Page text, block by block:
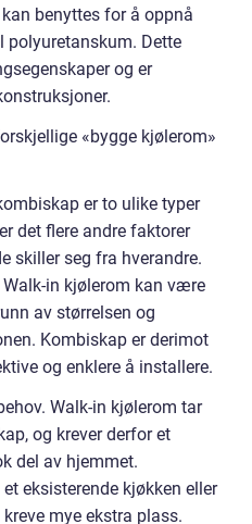
benyttes for å oppnå
polyuretanskum. Dette
og er
«bygge kjølerom»
er to ulike typer
det flere andre faktorer
skiller seg fra hverandre.
in kjølerom kan være
av størrelsen og
Kombiskap er derimot
og enklere å installere.
Walk-in kjølerom tar
og krever derfor et
del av hjemmet.
eksisterende kjøkken eller
mye ekstra plass.